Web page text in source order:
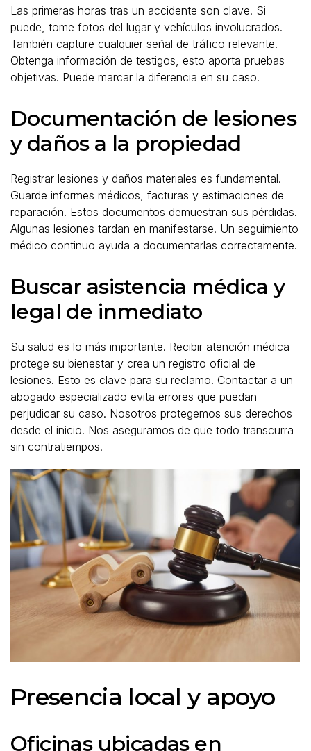
Las primeras horas tras un accidente son clave. Si
puede, tome fotos del lugar y vehículos involucrados.
También capture cualquier señal de tráfico relevante.
Obtenga información de testigos, esto aporta pruebas
objetivas. Puede marcar la diferencia en su caso.
Documentación de lesiones
y daños a la propiedad
Registrar lesiones y daños materiales es fundamental.
Guarde informes médicos, facturas y estimaciones de
reparación. Estos documentos demuestran sus pérdidas.
Algunas lesiones tardan en manifestarse. Un seguimiento
médico continuo ayuda a documentarlas correctamente.
Buscar asistencia médica y
legal de inmediato
Su salud es lo más importante. Recibir atención médica
protege su bienestar y crea un registro oficial de
lesiones. Esto es clave para su reclamo. Contactar a un
abogado especializado evita errores que puedan
perjudicar su caso. Nosotros protegemos sus derechos
desde el inicio. Nos aseguramos de que todo transcurra
sin contratiempos.
Presencia local y apoyo
Oficinas ubicadas en